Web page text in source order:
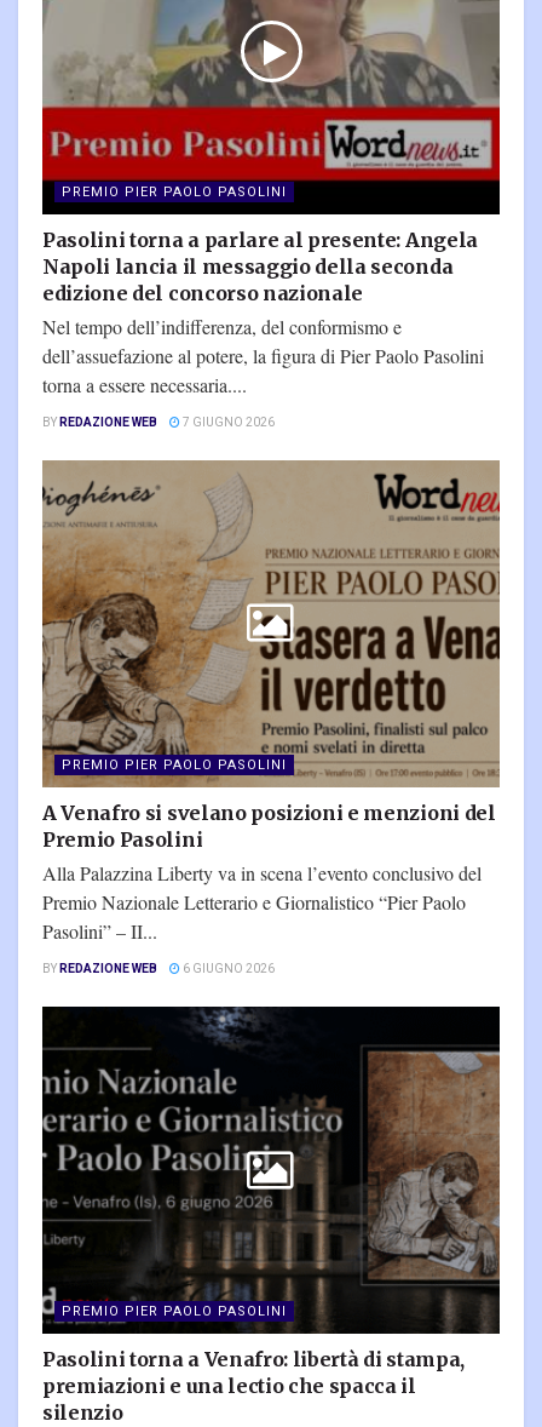
PREMIO PIER PAOLO PASOLINI
Pasolini torna a parlare al presente: Angela
Napoli lancia il messaggio della seconda
edizione del concorso nazionale
Nel tempo dell’indifferenza, del conformismo e
dell’assuefazione al potere, la figura di Pier Paolo Pasolini
torna a essere necessaria....
BYREDAZIONE WEB 7 GIUGNO 2026
PREMIO PIER PAOLO PASOLINI
A Venafro si svelano posizioni e menzioni del
Premio Pasolini
Alla Palazzina Liberty va in scena l’evento conclusivo del
Premio Nazionale Letterario e Giornalistico “Pier Paolo
Pasolini” – II...
BYREDAZIONE WEB 6 GIUGNO 2026
PREMIO PIER PAOLO PASOLINI
Pasolini torna a Venafro: libertà di stampa,
premiazioni e una lectio che spacca il
silenzio